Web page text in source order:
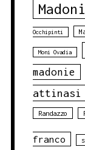
Occhipinti
Moni Ovadia
madonie
attinasi
Randazzo
franco